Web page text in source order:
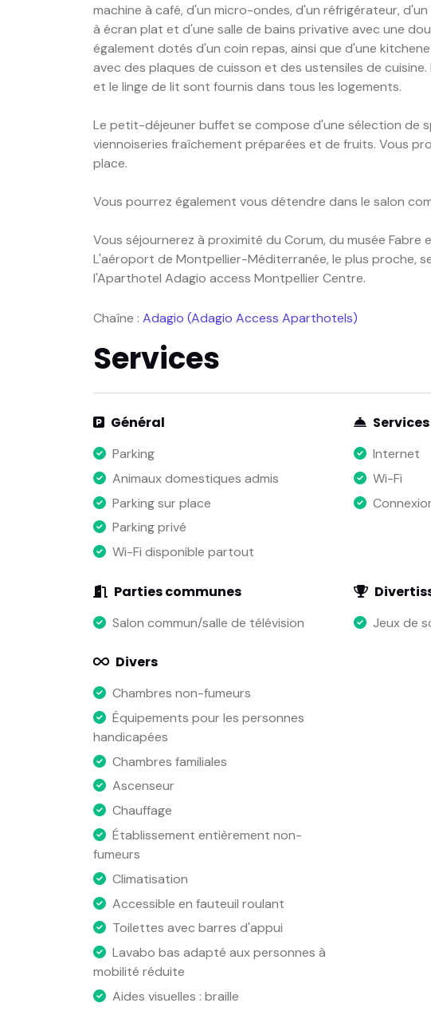
machine à café, d'un micro-ondes, d'un réfrigérateur,
à écran plat et d'une salle de bains privative avec une
également dotés d'un coin repas, ainsi que d'une
avec des plaques de cuisson et des ustensiles de
et le linge de lit sont fournis dans tous les logements.
Le petit-déjeuner buffet se compose d'une sélection de
viennoiseries fraîchement préparées et de fruits. Vous
place.
Vous pourrez également vous détendre dans le salon
Vous séjournerez à proximité du Corum, du musée Fabre
L'aéroport de Montpellier-Méditerranée, le plus proche,
l'Aparthotel Adagio access Montpellier Centre.
Chaîne : Adagio (Adagio Access Aparthotels)
Services
Général
Parking
Animaux domestiques admis
Parking sur place
Parking privé
Wi-Fi disponible partout
Services
Internet
Wi-Fi
Parties communes
Salon commun/salle de télévision Jeux de
Divers
Chambres non-fumeurs
Équipements pour les personnes
handicapées
Chambres familiales
Ascenseur
Chauffage
Établissement entièrement non-
fumeurs
Climatisation
Accessible en fauteuil roulant
Toilettes avec barres d'appui
Lavabo bas adapté aux personnes à
mobilité réduite
Aides visuelles : braille